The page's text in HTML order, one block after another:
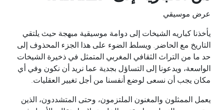
عرض موسيقي
يأخذنا كباريه الشيخات إلى دوامة موسيقية مبهجة حيث يلتقي
التاريخ مع الحاضر. ويسلط الضوء على هذا الجزء المحذوف إلى
حد ما من التراث الثقافي المغربي المتمثل في ذخيرة الشيخات
الواسعة، ويدعونا إلى التساؤل بجدية عما نريد أن نكون وفي أي
مكان يجب أن نسعى لوضع أنفسنا من أجل تغيير العقليات.
يعمل الممثلون والمغنون الملتزمون، وحتى المتشددون، الذين